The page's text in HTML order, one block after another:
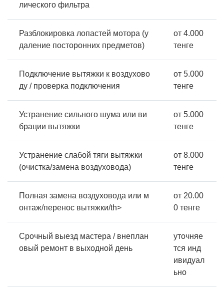
лического фильтра
Разблокировка лопастей мотора (у
даление посторонних предметов)
от 4.000
тенге
Подключение вытяжки к воздухово
ду / проверка подключения
от 5.000
тенге
Устранение сильного шума или ви
брации вытяжки
от 5.000
тенге
Устранение слабой тяги вытяжки
(очистка/замена воздуховода)
от 8.000
тенге
Полная замена воздуховода или м
онтаж/перенос вытяжки/th>
от 20.00
0 тенге
Срочный выезд мастера / внеплан
овый ремонт в выходной день
уточняе
тся инд
ивидуал
ьно